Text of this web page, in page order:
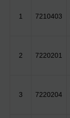
1 7210403
2 7220201
3 7220204